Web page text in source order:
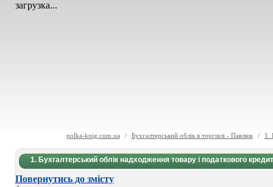
загрузка...
polka-knig.com.ua / Бухгалтерський облік в торгівлі - Павлюк / 1.
1. Бухгалтерський облік надходження товару і податкового
Повернутись до змісту